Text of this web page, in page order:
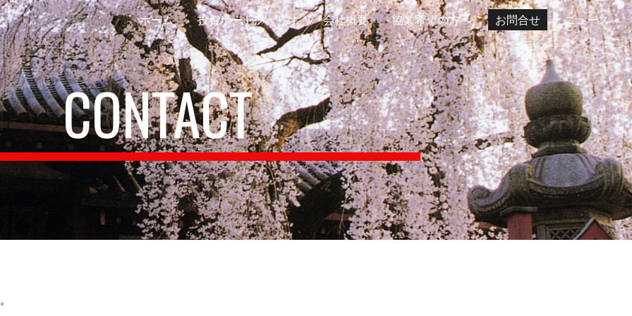
to main content Skip to navigation
ホーム 投資ポートフォリオ 会社概要 協業希望の方へ お問合せ ニュース
CONTACT